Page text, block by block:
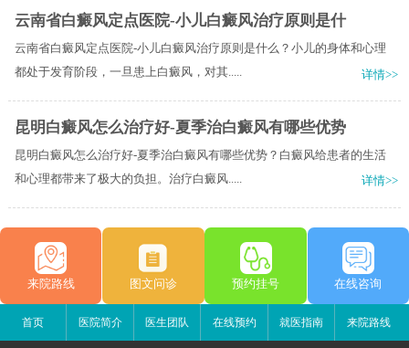
云南省白癜风定点医院-小儿白癜风治疗原则是什
云南省白癜风定点医院-小儿白癜风治疗原则是什么？小儿的身体和心理
都处于发育阶段，一旦患上白癜风，对其.....
详情>>
昆明白癜风怎么治疗好-夏季治白癜风有哪些优势
昆明白癜风怎么治疗好-夏季治白癜风有哪些优势？白癜风给患者的生活
和心理都带来了极大的负担。治疗白癜风.....
详情>>
来院路线 图文问诊 预约挂号 在线咨询
首页 医院简介 医生团队 在线预约 就医指南 来院路线